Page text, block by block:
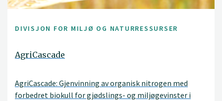
DIVISJON FOR MILJØ OG NATURRESSURSER
AgriCascade
AgriCascade: Gjenvinning av organisk nitrogen med
forbedret biokull for gjødslings- og miljøgevinster i